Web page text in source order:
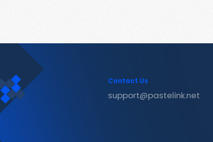
Contact Us
support@pastelink.net